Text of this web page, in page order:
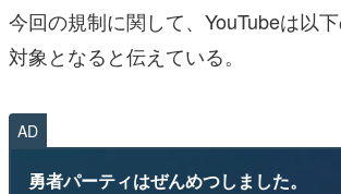
今回の規制に関して、YouTubeは以
対象となると伝えている。
AD
勇者パーティはぜんめつしました。